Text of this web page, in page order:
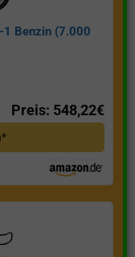
1 Benzin (7.000
Preis: 548,22€